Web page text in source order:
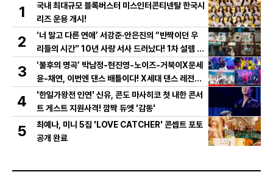
1
국내 최대규모 블록버스터 미스인터콘티넨탈 한국시
리즈 운용 개시!
2
‘너 말고 다른 연애’ 서강준·안은진의 “반짝이던 우
리들의 시간” 10년 사랑 서사 드러났다! 1차 설렘 티
저 영상 공개!
3
‘불후의 명곡’ 박남정-현진영-노이즈-거북이X문세
윤-채연, 이번엔 댄스 배틀이다! X세대 댄스 레전드
총출동! 댄스 본능 깨운다!
4
'한일가왕전 인연' 신유, 콘도 마사히코 첫 내한 콘서
트 게스트 지원사격! 깜짝 듀엣 '감동'
5
최예나, 미니 5집 'LOVE CATCHER' 콘셉트 포토
공개 완료